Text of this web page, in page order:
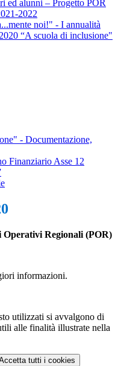
ed alunni – Progetto POR
2022
noi!" - I annualità
“A scuola di inclusione"
- Documentazione,
Finanziario Asse 12
Operativi Regionali (POR)
informazioni.
utilizzati si avvalgono di
alle finalità illustrate nella
tutti i cookies